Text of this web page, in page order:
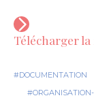
Télécharger
#DOCUMENTATION